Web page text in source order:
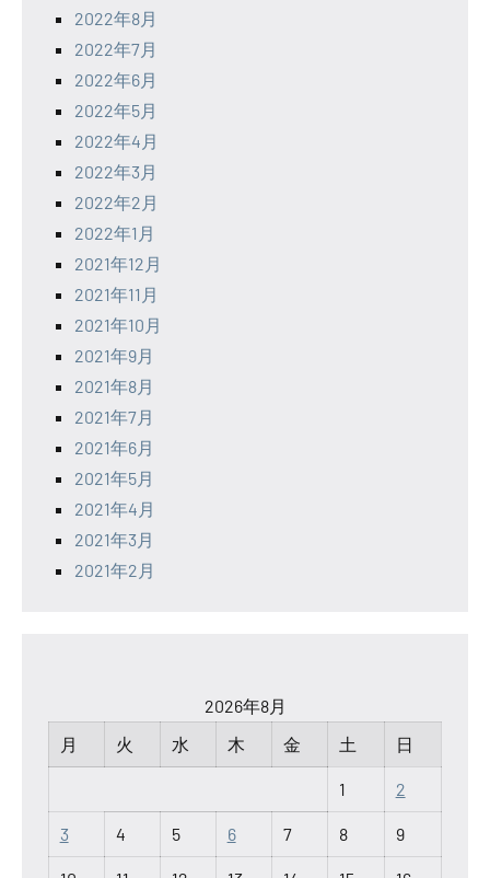
2022年8月
2022年7月
2022年6月
2022年5月
2022年4月
2022年3月
2022年2月
2022年1月
2021年12月
2021年11月
2021年10月
2021年9月
2021年8月
2021年7月
2021年6月
2021年5月
2021年4月
2021年3月
2021年2月
2026年8月
月
火 水 木 金 土 日
1 2
3 4 5 6 7 8 9